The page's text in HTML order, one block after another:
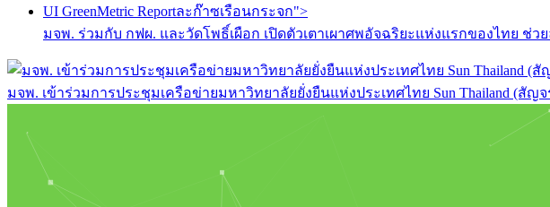
UI GreenMetric Reportละก๊าซเรือนกระจก">
มจพ. ร่วมกับ กฟผ. และวัดโพธิ์เผือก เปิดตัวเตาเผาศพอัจฉริยะแห่งแรกของไทย ช่
มจพ. เข้าร่วมการประชุมเครือข่ายมหาวิทยาลัยยั่งยืนแห่งประเทศไทย Sun Thailand (สัญจ